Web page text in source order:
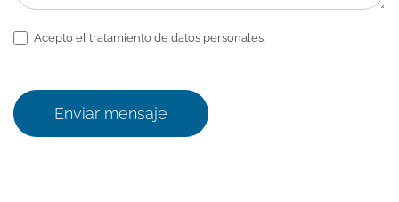
Acepto el tratamiento de datos personales.
Enviar mensaje